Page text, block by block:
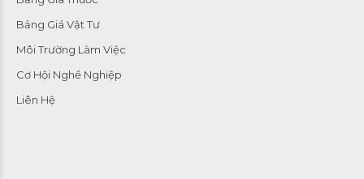
Bảng Giá Vật Tư
Môi Trường Làm Việc
Cơ Hội Nghề Nghiệp
Liên Hệ